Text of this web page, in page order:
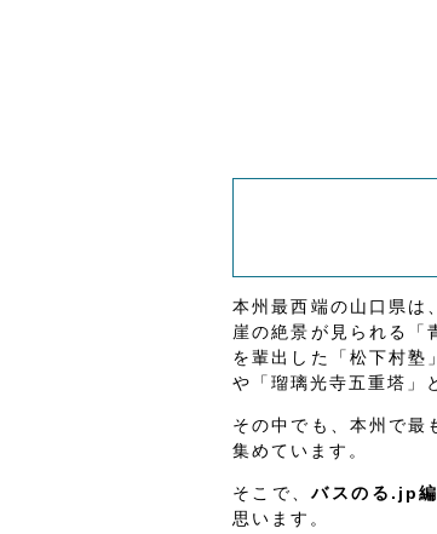
本州最西端の山口県は
崖の絶景が見られる「
を輩出した「松下村塾
や「瑠璃光寺五重塔」
その中でも、本州で最
集めています。
そこで、バスのる.jp
思います。